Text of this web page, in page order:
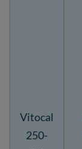
Vitocal
250-